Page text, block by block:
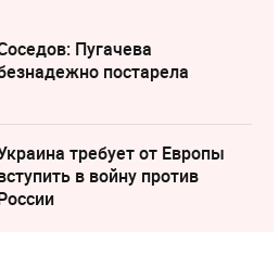
Пугачева
постарела
требует от Европы
в войну против